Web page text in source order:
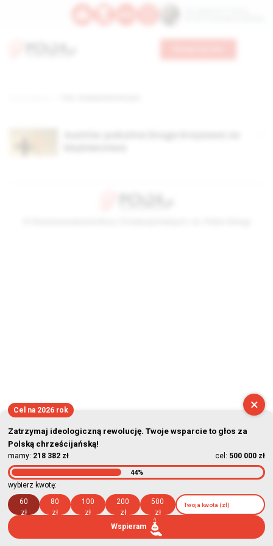
×
Cel na 2026 rok
Zatrzymaj ideologiczną rewolucję. Twoje wsparcie to głos za
Polską chrześcijańską!
mamy: 218 382 zł cel: 500 000 zł
44%
wybierz kwotę:
60
zł
80
zł
100
zł
200
zł
500
zł
Wspieram